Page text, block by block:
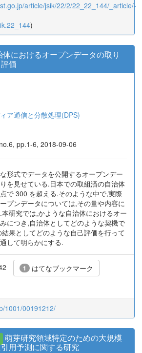
article/jsik/22/2/22_22_144/_article/-
)
体におけるオープンデータの取り
価
ア通信と分散処理(DPS)
pp.1-6, 2018-09-06
形式でデータを公開するオープンデー
を見せている.日本での取組済の自治体
で 300 を超える.そのような中で,実際
プンデータについては,その量や内容に
研究では,かような自治体におけるオー
につき,自治体としてどのような契機で
果としてどのような自己評価を行って
して明らかにする.
1 はてなブックマーク
1001/00191212/
萌芽研究領域特定のための大規模
用予測に関する研究